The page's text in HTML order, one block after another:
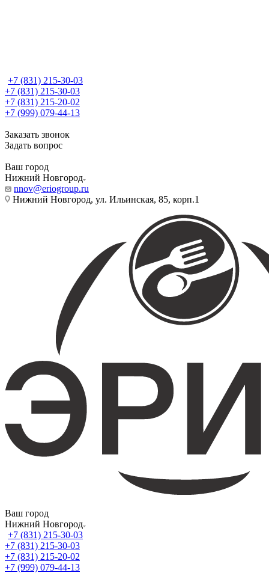
+7 (831) 215-30-03
+7 (831) 215-30-03
+7 (831) 215-20-02
+7 (999) 079-44-13
Заказать звонок
Задать вопрос
Ваш город
Нижний Новгород
nnov@eriogroup.ru
Нижний Новгород, ул. Ильинская, 85, корп.1
Ваш город
Нижний Новгород
+7 (831) 215-30-03
+7 (831) 215-30-03
+7 (831) 215-20-02
+7 (999) 079-44-13